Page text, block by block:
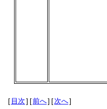
[ 目次] [前へ] [次へ]